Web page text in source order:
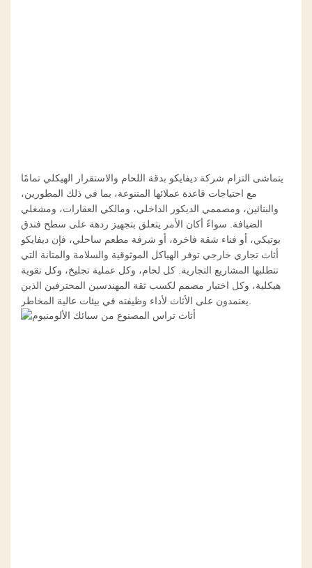
يتماشى التزام شركة ديفايكو بدقة اللحام والاستقرار الهيكلي تمامًا
مع احتياجات قاعدة عملائها المتنوعة، بما في ذلك المطورين،
والبنائين، ومصممي الديكور الداخلي، ومالكي العقارات، ومشغلي
الضيافة. سواءً أكان الأمر يتعلق بتجهيز ردهة على سطح فندق
بوتيكي، أو فناء شقة فاخرة، أو شرفة مطعم ساحلي، فإن ديفايكو
أثاث تجاري خارجي توفر الهياكل الموثوقية والسلامة والمتانة التي
تتطلبها المشاريع التجارية. كل لحام، وكل عملية تجليخ، وكل تقوية
هيكلية، وكل اختبار مصمم لكسب ثقة المهندسين المحترفين الذين
يعتمدون على الأثاث لأداء وظيفته في بيئات عالية المخاطر.